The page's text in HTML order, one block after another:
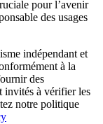
pour l’avenir
des usages
indépendant et
à la
des
invités à vérifier les
notre politique